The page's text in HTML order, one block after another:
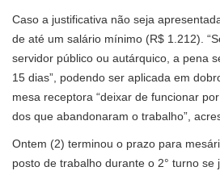
Caso a justificativa não seja
de até um salário mínimo (R$ 1.212).
servidor público ou autárquico, a pena
15 dias”, podendo ser aplicada em
mesa receptora “deixar de funcionar
dos que abandonaram o trabalho”,
Ontem (2) terminou o prazo para
posto de trabalho durante o 2° turno se